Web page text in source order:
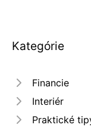
Kategórie
Financie
Interiér
Praktické